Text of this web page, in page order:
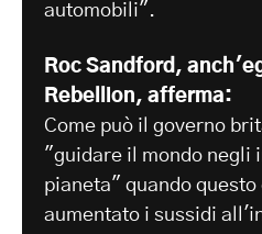
automobili".
Roc Sandford,
Rebellion, afferma:
Come può il governo
"guidare il mondo negli
pianeta" quando questo
aumentato i sussidi